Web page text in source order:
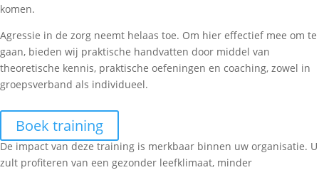
komen.
Agressie in de zorg neemt helaas toe. Om hier effectief mee om te
gaan, bieden wij praktische handvatten door middel van
theoretische kennis, praktische oefeningen en coaching, zowel in
groepsverband als individueel.
Boek training
De impact van deze training is merkbaar binnen uw organisatie. U
zult profiteren van een gezonder leefklimaat, minder